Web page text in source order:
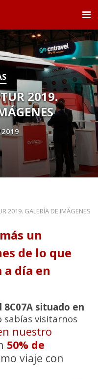
2019.
2019. GALERÍA DE IMÁGENES
un
de lo que
a día en
8C07A situado en
sabías visitarnos
nuestro
50% de
viaje con